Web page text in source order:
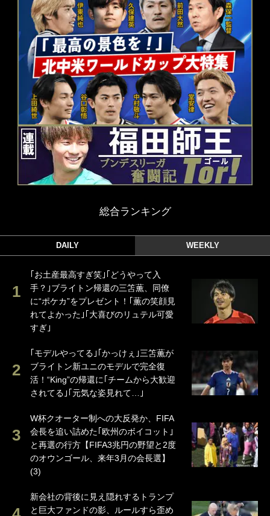
総合ランキング
DAILY WEEKLY
｢お土産最高すぎ笑｣｢どうやって入
手？｣ブライトン帰還の三笘薫、同僚
に“ポケカ”をプレゼント！｢薫の笑顔見
れてよかった｣｢大喜びのリュテル可愛
すぎ｣
｢モデルやってる｣｢かっけぇ｣三笘薫が
ブライトン新ユニのモデルで完全復
活！“King”の帰還に｢チームから大歓迎
されてる｣｢元気な姿見れて…｣
W杯クオーター制への大反発か、FIFA
会長を追い詰めた｢欧州のボイコット｣
と再選の行方【FIFA3兆円の野望と2度
のオウンゴール、来年3月の会長選】
(3)
新会社の背後に見え隠れするトランプ
と巨大ファンドの影、ルールすら歪め